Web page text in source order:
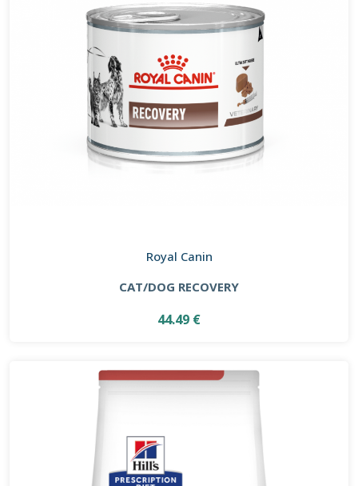
Royal Canin
CAT/DOG RECOVERY
44.49 €